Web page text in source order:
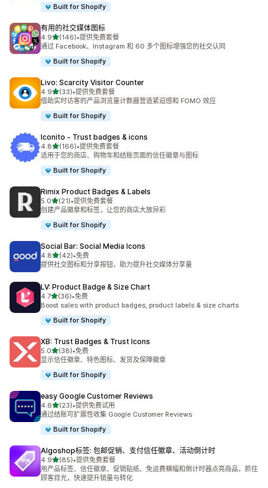
Built for Shopify
有用的社交媒体图标
4.9星（满分 5 星）
(146)
总共 146 条评论
•提供免费套餐
通过 Facebook、Instagram 和 60 多个图标增强您的社交认同
Built for Shopify
Livo: Scarcity Visitor Counter
4.9星（满分 5 星）
(33)
总共 33 条评论
•提供免费套餐
借助实时访客的产品浏览量计数器营造紧迫感和 FOMO 效应
Built for Shopify
Iconito ‑ Trust badges & icons
4.8星（满分 5 星）
(166)
总共 166 条评论
•提供免费套餐
适用于您的商店、购物车和结账页面的信任徽章与图标
Built for Shopify
Rimix Product Badges & Labels
5.0星（满分 5 星）
(21)
总共 21 条评论
•提供免费套餐
创建产品徽章和标签，让您的商店大放异彩
Built for Shopify
Social Bar: Social Media Icons
4.8星（满分 5 星）
(42)
总共 42 条评论
•免费
提供社交图标和分享按钮，助力提升社交媒体分享量
LV: Product Badge & Size Chart
4.7星（满分 5 星）
(36)
总共 36 条评论
•免费
Boost sales with product badges, product labels & size charts
Built for Shopify
XB: Trust Badges & Trust Icons
5.0星（满分 5 星）
(38)
总共 38 条评论
•免费
显示信任徽章、特色图标、发货及保障徽章
Built for Shopify
easy Google Customer Reviews
4.6星（满分 5 星）
(23)
总共 23 条评论
•提供免费试用
通过结账可扩展性收集 Google Customer Reviews
Built for Shopify
Algoshop标签: 包邮促销、支付信任徽章、活动倒计时
4.9星（满分 5 星）
(85)
总共 85 条评论
•提供免费套餐
用产品标签、信任徽章、促销贴纸、免运费横幅和倒计时器点亮商品，抓住
顾客目光，快速提升销量与转化